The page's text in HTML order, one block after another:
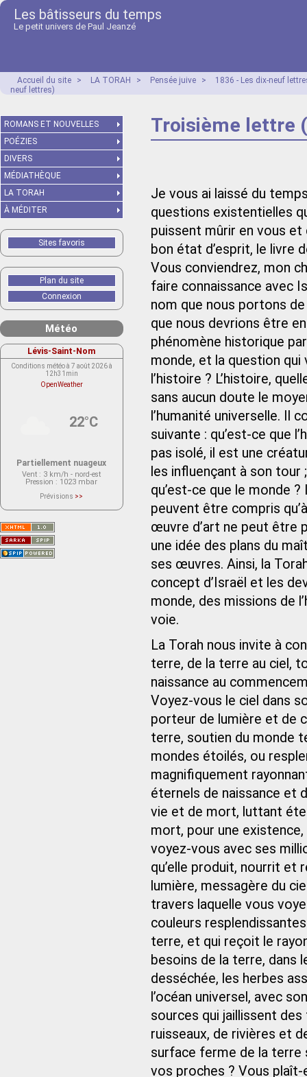
Les bâtisseurs du temps
Le petit univers de Paul Jeanzé
Accueil du site > LA TORAH > Pensée juive >
1836 - Les dix-neuf
neuf lettres)
Troisième lettre
Je vous ai laissé du
questions existentielles
puissent mûrir en vous et
bon état d’esprit, le livre
Vous conviendrez, mon
faire connaissance avec
nom que nous portons
que nous devrions être
phénomène historique
monde, et la question qui
l’histoire ? L’histoire,
sans aucun doute le
l’humanité universelle. Il
suivante : qu’est-ce que
pas isolé, il est une
les influençant à son
qu’est-ce que le monde
peuvent être compris
œuvre d’art ne peut être
une idée des plans du
ses œuvres. Ainsi, la
concept d’Israël et les
monde, des missions de
voie.
La Torah nous invite à
terre, de la terre au ciel,
naissance au
Voyez-vous le ciel dans
porteur de lumière et de
terre, soutien du monde
mondes étoilés, ou
magnifiquement
éternels de naissance et
vie et de mort, luttant
mort, pour une
voyez-vous avec ses
qu’elle produit, nourrit et
lumière, messagère du
travers laquelle vous
couleurs
terre, et qui reçoit le
besoins de la terre, dans
desséchée, les herbes
l’océan universel, avec
sources qui jaillissent
ruisseaux, de rivières et
surface ferme de la terre
vos proches ? Vous
ROMANS ET NOUVELLES
POÉZIES
DIVERS
MÉDIATHÈQUE
LA TORAH
À MÉDITER
Sites favoris
Plan du site
Connexion
Météo
Lévis-Saint-Nom
Conditions météo à 7 août 2026 à
12h31min
OpenWeather
22°C
Partiellement nuageux
Vent : 3 km/h - nord-est
Pression : 1023 mbar
Prévisions >>
actuellement aucune prévision
Saint-Nom.
Veuillez consulter le message du
service ci-dessous.
(401 - Invalid API key. Please see
https://openweathermap.org/faq#error401